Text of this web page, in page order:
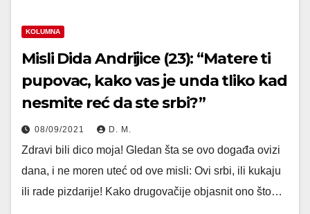
KOLUMNA
Misli Dida Andrijice (23): “Matere ti
pupovac, kako vas je unda tliko kad
nesmite reć da ste srbi?”
08/09/2021 D. M.
Zdravi bili dico moja! Gledan šta se ovo događa ovizi
dana, i ne moren uteć od ove misli: Ovi srbi, ili kukaju
ili rade pizdarije! Kako drugovačije objasnit ono što…